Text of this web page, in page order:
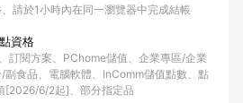
請於1小時內在同一瀏覽器中完成結帳
資格
訂閱方案、PChome儲值、企業專區/企業
副食品、電腦軟體、InComm儲值點數、點
[2026/6/2起]、部分指定品